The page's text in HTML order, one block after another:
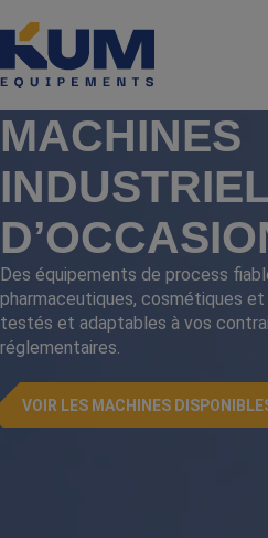
MACHINES
Des équipements de process
pharmaceutiques, cosmétiques
testés et adaptables à vos
réglementaires.
VOIR LES MACHINES